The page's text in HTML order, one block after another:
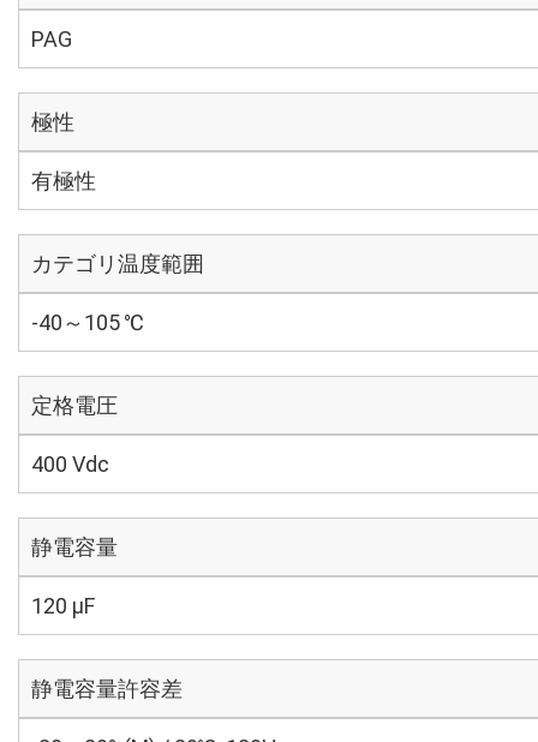
PAG
極性
有極性
カテゴリ温度範囲
-40～105 ℃
定格電圧
400 Vdc
静電容量
120 µF
静電容量許容差